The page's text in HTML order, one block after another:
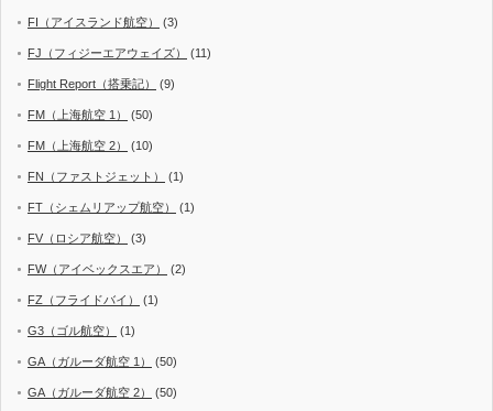
FI（アイスランド航空） (3)
FJ（フィジーエアウェイズ） (11)
Flight Report（搭乗記） (9)
FM（上海航空 1） (50)
FM（上海航空 2） (10)
FN（ファストジェット） (1)
FT（シェムリアップ航空） (1)
FV（ロシア航空） (3)
FW（アイベックスエア） (2)
FZ（フライドバイ） (1)
G3（ゴル航空） (1)
GA（ガルーダ航空 1） (50)
GA（ガルーダ航空 2） (50)